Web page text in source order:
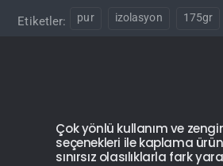
Etiketler: pur izolasyon 175gr
Çok yönlü kullanım ve
seçenekleri ile kaplama
sınırsız olasılıklarla fark